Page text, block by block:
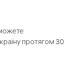
протягом 30